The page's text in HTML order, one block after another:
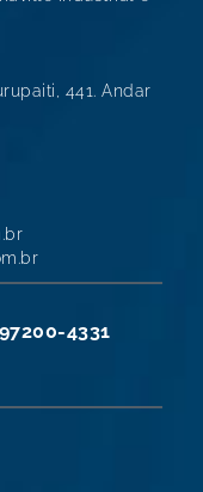
441. Andar
4331